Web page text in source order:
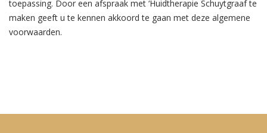
toepassing. Door een afspraak met ‘Huidtherapie Schuytgraaf te
maken geeft u te kennen akkoord te gaan met deze algemene
voorwaarden.